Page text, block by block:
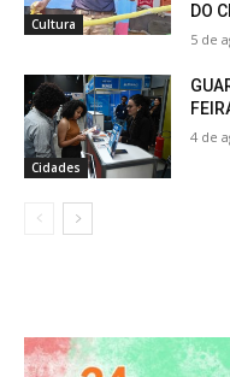
Cultura
DO
5 de
Cidades
4 de